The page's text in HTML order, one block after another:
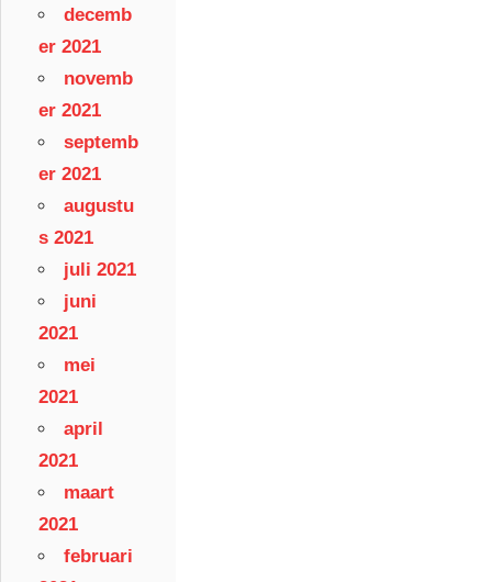
decemb
er 2021
novemb
er 2021
septemb
er 2021
augustu
s 2021
juli 2021
juni
2021
mei
2021
april
2021
maart
2021
februari